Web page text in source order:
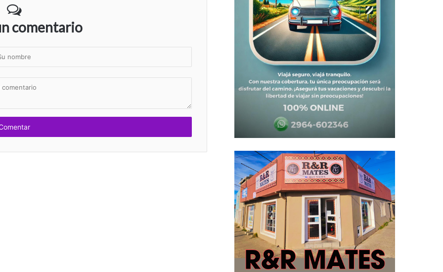
comentario